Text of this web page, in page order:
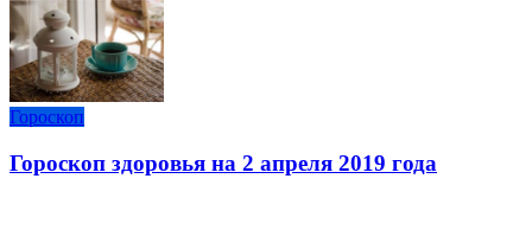
Гороскоп
Гороскоп здоровья на 2 апреля 2019 года